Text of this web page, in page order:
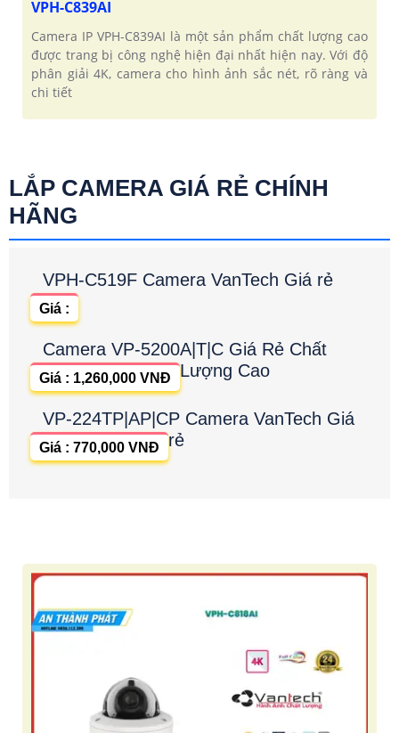
VPH-C839AI
Camera IP VPH-C839AI là một sản phẩm chất lượng cao
được trang bị công nghệ hiện đại nhất hiện nay. Với độ
phân giải 4K, camera cho hình ảnh sắc nét, rõ ràng và
chi tiết
LẮP CAMERA GIÁ RẺ CHÍNH
HÃNG
VPH-C519F Camera VanTech Giá rẻ
Giá :
Camera VP-5200A|T|C Giá Rẻ Chất
Lượng Cao
Giá : 1,260,000 VNĐ
VP-224TP|AP|CP Camera VanTech Giá
rẻ
Giá : 770,000 VNĐ